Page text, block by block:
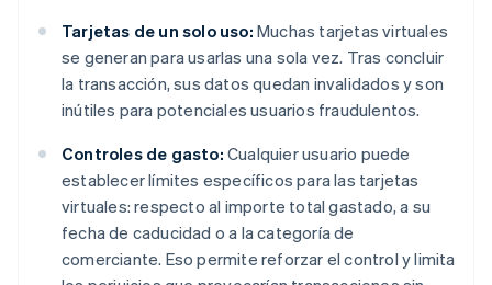
Tarjetas de un solo uso: Muchas tarjetas virtuales
se generan para usarlas una sola vez. Tras concluir
la transacción, sus datos quedan invalidados y son
inútiles para potenciales usuarios fraudulentos.
Controles de gasto: Cualquier usuario puede
establecer límites específicos para las tarjetas
virtuales: respecto al importe total gastado, a su
fecha de caducidad o a la categoría de
comerciante. Eso permite reforzar el control y limita